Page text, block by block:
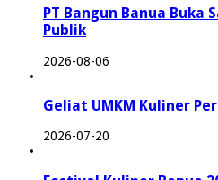
PT Bangun Banua Buka
Publik
2026-08-06
Geliat UMKM Kuliner
2026-07-20